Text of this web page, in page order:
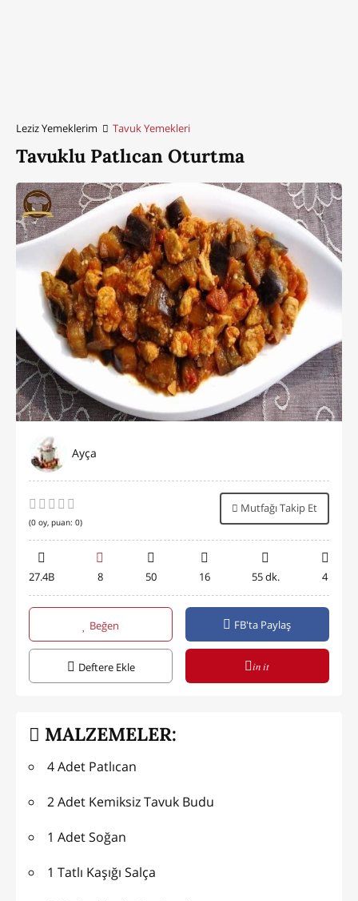
Leziz Yemeklerim Tavuk Yemekleri
Tavuklu Patlıcan Oturtma
Ayça
(0 oy, puan: 0)
Mutfağı Takip Et
27.4B 8 50 16 55 dk. 4
Beğen FB'ta Paylaş
Deftere Ekle in it
MALZEMELER:
4 Adet Patlıcan
2 Adet Kemiksiz Tavuk Budu
1 Adet Soğan
1 Tatlı Kaşığı Salça